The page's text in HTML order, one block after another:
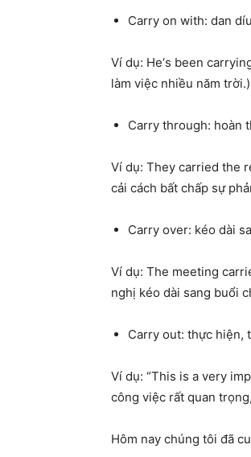
Carry on with: dan
Ví dụ: He‘s been
làm việc nhiều năm trời.)
Carry through: hoàn
Ví dụ: They carried the
cải cách bất chấp sựphả
Carry over: kéo dài
Ví dụ: The meeting
nghị kéo dài sang buổi
Carry out: thực hiện,
Ví dụ: “This is a very
công việc rất quan
Hôm nay chúng tôi đã